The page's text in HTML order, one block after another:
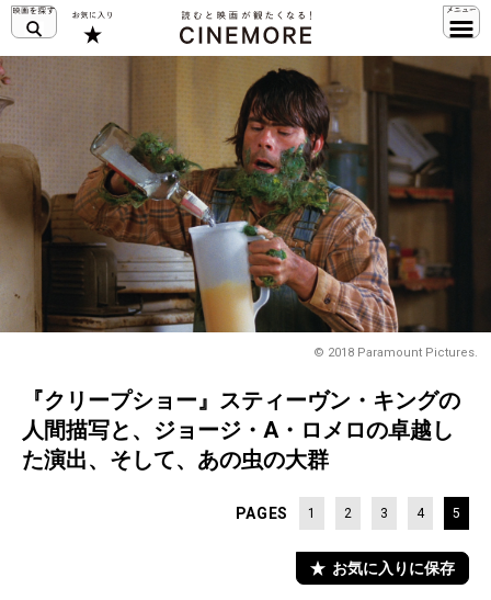
© 2018 Paramount Pictures.
『クリープショー』スティーヴン・キングの
人間描写と、ジョージ・A・ロメロの卓越し
た演出、そして、あの虫の大群
PAGES 1 2 3 4 5
お気に入りに保存